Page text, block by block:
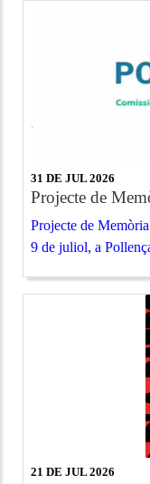
31 DE JUL 2026
Projecte de
Projecte de
9 de juliol, a
21 DE JUL 2026